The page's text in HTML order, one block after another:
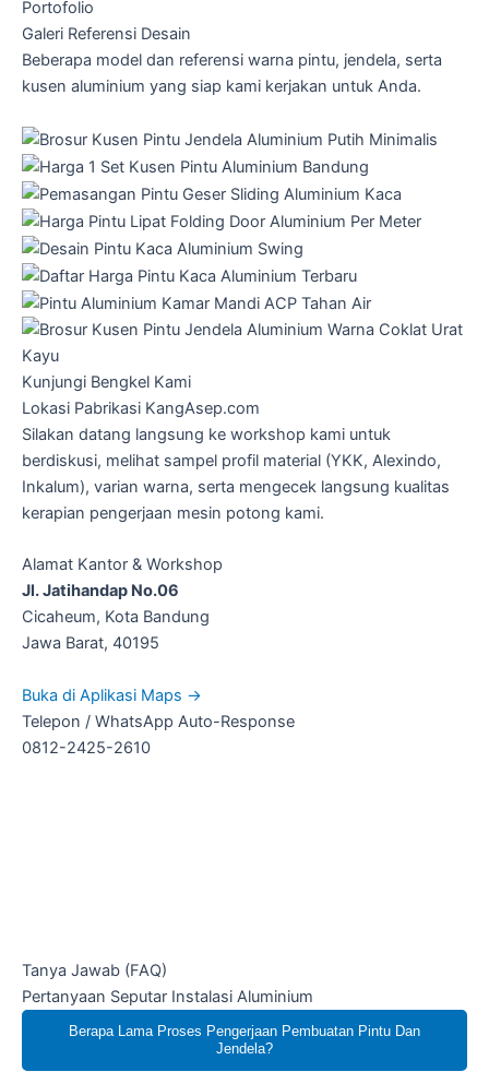
Portofolio
Galeri Referensi Desain
Beberapa model dan referensi warna pintu, jendela, serta
kusen aluminium yang siap kami kerjakan untuk Anda.
Kunjungi Bengkel Kami
Lokasi Pabrikasi KangAsep.com
Silakan datang langsung ke workshop kami untuk
berdiskusi, melihat sampel profil material (YKK, Alexindo,
Inkalum), varian warna, serta mengecek langsung kualitas
kerapian pengerjaan mesin potong kami.
Alamat Kantor & Workshop
Jl. Jatihandap No.06
Cicaheum, Kota Bandung
Jawa Barat, 40195
Buka di Aplikasi Maps →
Telepon / WhatsApp Auto-Response
0812-2425-2610
Tanya Jawab (FAQ)
Pertanyaan Seputar Instalasi Aluminium
Berapa Lama Proses Pengerjaan Pembuatan Pintu Dan
Jendela?